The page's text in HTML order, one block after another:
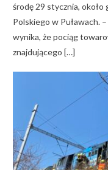
środę 29 stycznia, około
Polskiego w Puławach.
wynika, że pociąg
znajdującego […]